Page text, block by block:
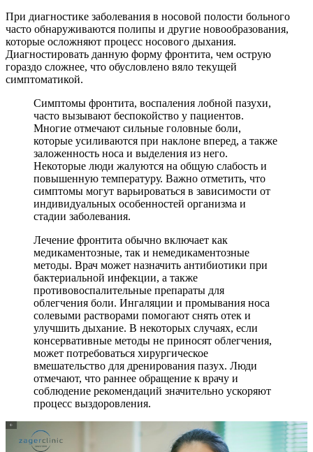
При диагностике заболевания в носовой полости больного
часто обнаруживаются полипы и другие новообразования,
которые осложняют процесс носового дыхания.
Диагностировать данную форму фронтита, чем острую
гораздо сложнее, что обусловлено вяло текущей
симптоматикой.
Симптомы фронтита, воспаления лобной пазухи,
часто вызывают беспокойство у пациентов.
Многие отмечают сильные головные боли,
которые усиливаются при наклоне вперед, а также
заложенность носа и выделения из него.
Некоторые люди жалуются на общую слабость и
повышенную температуру. Важно отметить, что
симптомы могут варьироваться в зависимости от
индивидуальных особенностей организма и
стадии заболевания.
Лечение фронтита обычно включает как
медикаментозные, так и немедикаментозные
методы. Врач может назначить антибиотики при
бактериальной инфекции, а также
противовоспалительные препараты для
облегчения боли. Ингаляции и промывания носа
солевыми растворами помогают снять отек и
улучшить дыхание. В некоторых случаях, если
консервативные методы не приносят облегчения,
может потребоваться хирургическое
вмешательство для дренирования пазух. Люди
отмечают, что раннее обращение к врачу и
соблюдение рекомендаций значительно ускоряют
процесс выздоровления.